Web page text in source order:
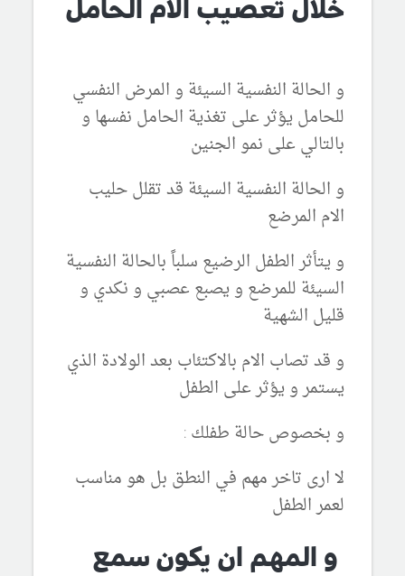
خلال تعصيب الام الحامل
و الحالة النفسية السيئة و المرض النفسي
للحامل يؤثر على تغذية الحامل نفسها و
بالتالي على نمو الجنين
و الحالة النفسية السيئة قد تقلل حليب
الام المرضع
و يتأثر الطفل الرضيع سلباً بالحالة النفسية
السيئة للمرضع و يصبع عصبي و نكدي و
قليل الشهية
و قد تصاب الام بالاكتئاب بعد الولادة الذي
يستمر و يؤثر على الطفل
و بخصوص حالة طفلك :
لا ارى تاخر مهم في النطق بل هو مناسب
لعمر الطفل
و المهم ان يكون سمع